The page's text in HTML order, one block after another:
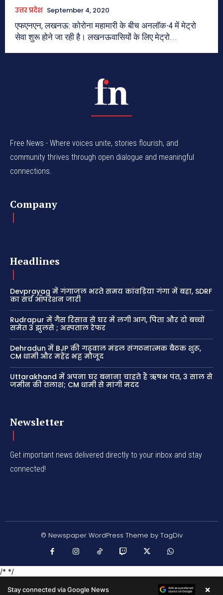
उत्तर प्रदेश September 4, 2020
एफएनएन, लखनऊ: कोरोना महामारी के बीच अनलॉक-4 में मेट्रो
सेवा शुरू होने जा रही है। लखनऊवासियों के लिए मेट्रो...
Free News - Where voices unite, stories flourish, and
community thrives through open dialogue and meaningful
connections.
Company
Headlines
Devprayag में गंगाजल भरते समय कांवड़िया गंगा में बहा, SDRF
का सर्च ऑपरेशन जारी
Rudrapur में गैस रिसाव से घर में लगी आग, पिता और दो बच्चों
समेत 3 झुलसे ; अस्पताल रेफर
Dehradun में BJP की गढ़वाल मंडल संगठनात्मक बैठक शुरू,
CM धामी और महेंद्र भट्ट मौजूद
Uttarakhand में अपना घर बनाना चाहते हैं ऋषभ पंत, 3 साल से
जमीन की तलाश; CM धामी से मांगी मदद
Newsletter
Get important news delivered directly to your inbox and stay
connected!
© Newspaper WordPress Theme by TagDiv
Stay connected via Google News ×
/* */